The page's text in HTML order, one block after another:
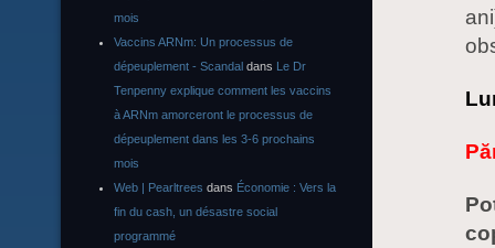
mois
Vaccins ARNm: Un processus de
dépeuplement - Scandal dans Le Dr
Tenpenny explique comment les vaccins
à ARNm amorceront le processus de
dépeuplement dans les 3-6 prochains
mois
Web | Pearltrees dans Économie : Vers la
fin du cash, un désastre social
programmé